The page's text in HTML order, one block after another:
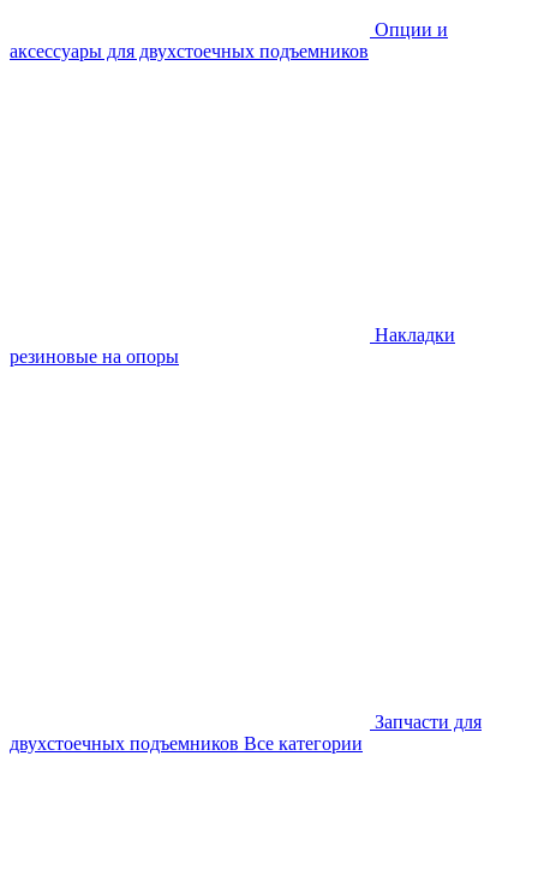
Опции и
аксессуары для двухстоечных подъемников
Накладки
резиновые на опоры
Запчасти для
двухстоечных подъемников Все категории